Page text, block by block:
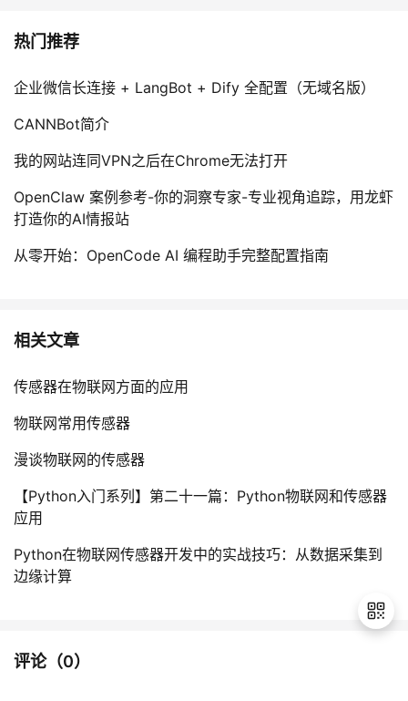
热门推荐
企业微信长连接 + LangBot + Dify 全配置（无域名版）
CANNBot简介
我的网站连同VPN之后在Chrome无法打开
OpenClaw 案例参考-你的洞察专家-专业视角追踪，用龙虾
打造你的AI情报站
从零开始：OpenCode AI 编程助手完整配置指南
相关文章
传感器在物联网方面的应用
物联网常用传感器
漫谈物联网的传感器
【Python入门系列】第二十一篇：Python物联网和传感器
应用
Python在物联网传感器开发中的实战技巧：从数据采集到
边缘计算
评论（0）